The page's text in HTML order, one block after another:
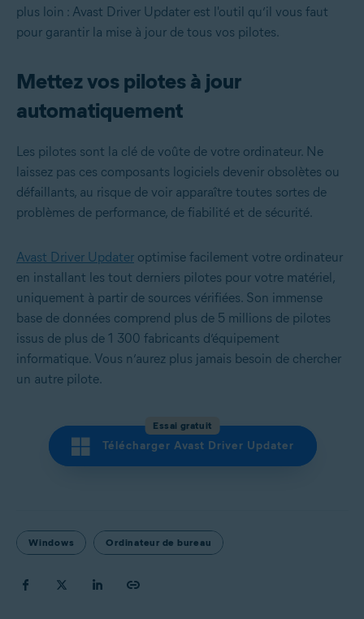
plus loin : Avast Driver Updater est l'outil qu’il vous faut
pour garantir la mise à jour de tous vos pilotes.
Mettez vos pilotes à jour
automatiquement
Les pilotes sont la clé de voûte de votre ordinateur. Ne
laissez pas ces composants logiciels devenir obsolètes ou
défaillants, au risque de voir apparaître toutes sortes de
problèmes de performance, de fiabilité et de sécurité.
Avast Driver Updater optimise facilement votre ordinateur
en installant les tout derniers pilotes pour votre matériel,
uniquement à partir de sources vérifiées. Son immense
base de données comprend plus de 5 millions de pilotes
issus de plus de 1 300 fabricants d’équipement
informatique. Vous n’aurez plus jamais besoin de chercher
un autre pilote.
Essai gratuit
Télécharger Avast Driver Updater
Windows Ordinateur de bureau